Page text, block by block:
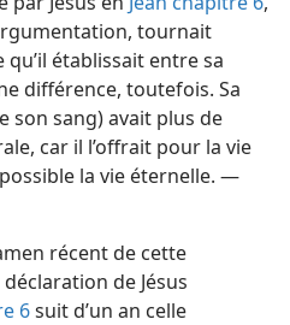
tournait
établissait entre sa
différence, toutefois. Sa
son sang) avait plus de
car il l’offrait pour la vie
la vie éternelle. —
récent de cette
de Jésus
6suit d’un an celle